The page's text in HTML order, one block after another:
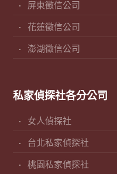
屏東徵信公司
花蓮徵信公司
澎湖徵信公司
私家偵探社各分公司
女人偵探社
台北私家偵探社
桃園私家偵探社